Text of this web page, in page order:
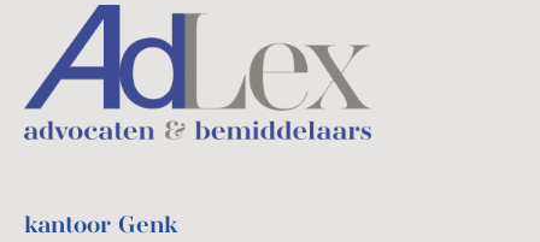
kantoor Genk